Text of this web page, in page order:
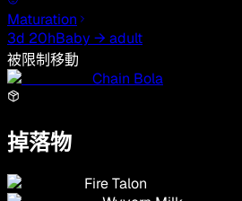
Maturation
3d 20hBaby → adult
被限制移動
Chain Bola
掉落物
Fire Talon